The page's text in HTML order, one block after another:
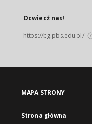
Odwiedź nas!
https://bg.pbs.edu.pl/
MAPA STRONY
Strona główna